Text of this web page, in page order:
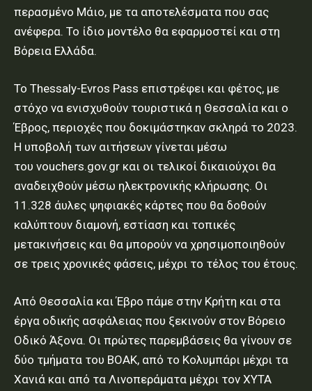
περασμένο Μάιο, με τα αποτελέσματα που σας
ανέφερα. Το ίδιο μοντέλο θα εφαρμοστεί και στη
Βόρεια Ελλάδα.
Το Thessaly-Evros Pass επιστρέφει και φέτος, με
στόχο να ενισχυθούν τουριστικά η Θεσσαλία και ο
Έβρος, περιοχές που δοκιμάστηκαν σκληρά το 2023.
Η υποβολή των αιτήσεων γίνεται μέσω
του vouchers.gov.gr και οι τελικοί δικαιούχοι θα
αναδειχθούν μέσω ηλεκτρονικής κλήρωσης. Οι
11.328 άυλες ψηφιακές κάρτες που θα δοθούν
καλύπτουν διαμονή, εστίαση και τοπικές
μετακινήσεις και θα μπορούν να χρησιμοποιηθούν
σε τρεις χρονικές φάσεις, μέχρι το τέλος του έτους.
Από Θεσσαλία και Έβρο πάμε στην Κρήτη και στα
έργα οδικής ασφάλειας που ξεκινούν στον Βόρειο
Οδικό Άξονα. Οι πρώτες παρεμβάσεις θα γίνουν σε
δύο τμήματα του ΒΟΑΚ, από το Κολυμπάρι μέχρι τα
Χανιά και από τα Λινοπεράματα μέχρι τον ΧΥΤΑ